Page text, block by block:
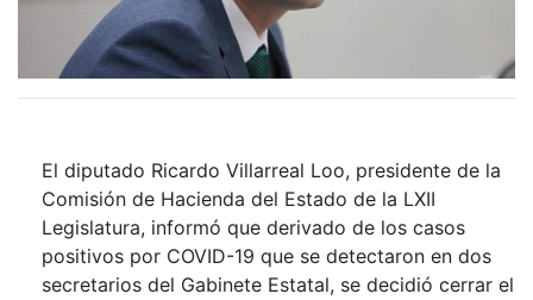
El diputado Ricardo Villarreal Loo, presidente de la
Comisión de Hacienda del Estado de la LXII
Legislatura, informó que derivado de los casos
positivos por COVID-19 que se detectaron en dos
secretarios del Gabinete Estatal, se decidió cerrar el